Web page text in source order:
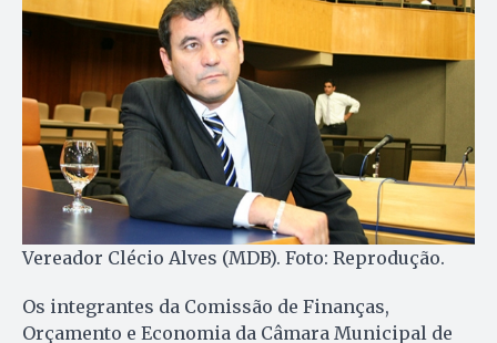
Vereador Clécio Alves (MDB). Foto: Reprodução.
Os integrantes da Comissão de Finanças,
Orçamento e Economia da Câmara Municipal de